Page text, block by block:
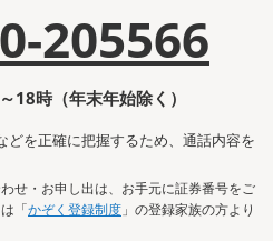
205566
18時（年末年始除く）
どを正確に把握するため、通話内容を
せ・お申し出は、お手元に証券番号をご
「かぞく登録制度 」の登録家族の方より